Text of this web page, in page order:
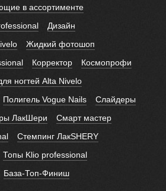
в ассортименте
Дизайн
Жидкий фотошоп
Корректор
Космопрофи
ногтей Alta Nivelo
Полигель Vogue Nails
Слайдеры
ЛакШери
Смарт мастер
Стемпинг ЛакSHERY
Топы Klio professional
База-Топ-Финиш